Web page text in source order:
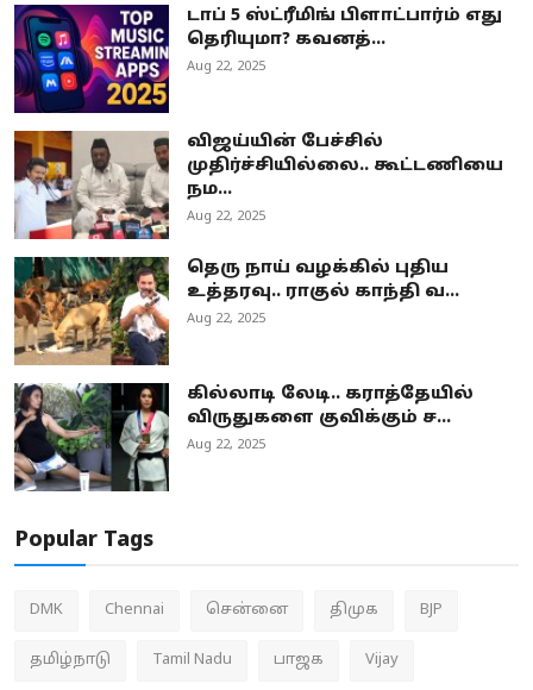
டாப் 5 ஸ்ட்ரீமிங் பிளாட்பார்ம் எது
தெரியுமா? கவனத்...
Aug 22, 2025
விஜய்யின் பேச்சில்
முதிர்ச்சியில்லை.. கூட்டணியை
நம...
Aug 22, 2025
தெரு நாய் வழக்கில் புதிய
உத்தரவு.. ராகுல் காந்தி வ...
Aug 22, 2025
கில்லாடி லேடி.. கராத்தேயில்
விருதுகளை குவிக்கும் ச...
Aug 22, 2025
Popular Tags
DMK Chennai சென்னை திமுக BJP
தமிழ்நாடு Tamil Nadu பாஜக Vijay